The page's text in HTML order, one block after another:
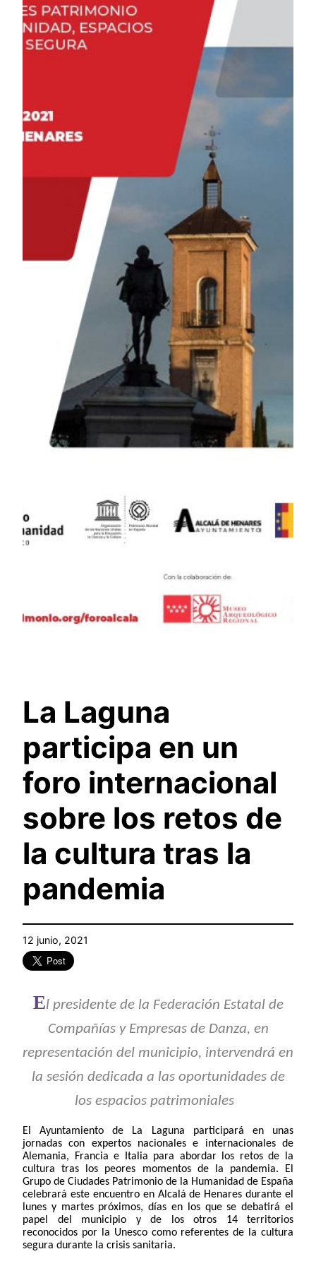
La Laguna
participa en un
foro internacional
sobre los retos de
la cultura tras la
pandemia
12 junio, 2021
El presidente de la Federación Estatal de
Compañías y Empresas de Danza, en
representación del municipio, intervendrá en
la sesión dedicada a las oportunidades de
los espacios patrimoniales
El Ayuntamiento de La Laguna participará en unas
jornadascon expertos nacionales e internacionales de
Alemania, Francia e Italia para abordar los retos de la
cultura tras los peores momentos de la pandemia. El
Grupo de Ciudades Patrimonio de la Humanidad de España
celebrará este encuentro en Alcalá de Henares durante el
lunes y martes próximos, días en los que se debatirá el
papel del municipio y de los otros 14 territorios
reconocidos por la Unesco como referentes de la cultura
segura durante la crisis sanitaria.